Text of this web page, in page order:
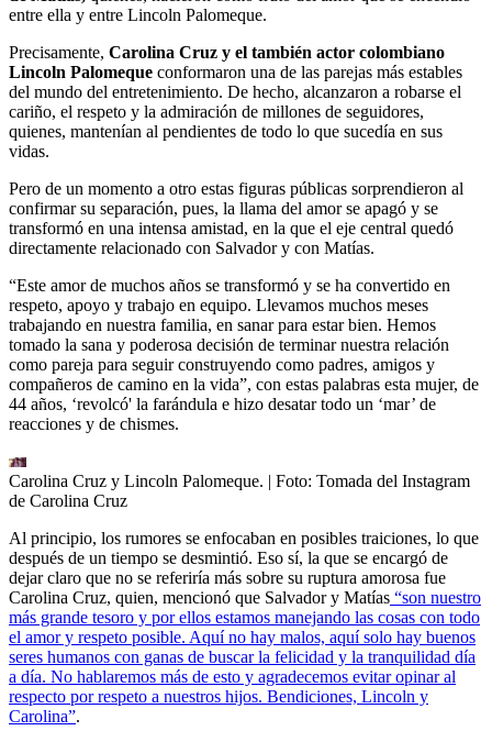
entre ella y entre Lincoln Palomeque.
Precisamente, Carolina Cruz y el también actor colombiano
Lincoln Palomeque conformaron una de las parejas más estables
del mundo del entretenimiento. De hecho, alcanzaron a robarse el
cariño, el respeto y la admiración de millones de seguidores,
quienes, mantenían al pendientes de todo lo que sucedía en sus
vidas.
Pero de un momento a otro estas figuras públicas sorprendieron al
confirmar su separación, pues, la llama del amor se apagó y se
transformó en una intensa amistad, en la que el eje central quedó
directamente relacionado con Salvador y con Matías.
“Este amor de muchos años se transformó y se ha convertido en
respeto, apoyo y trabajo en equipo. Llevamos muchos meses
trabajando en nuestra familia, en sanar para estar bien. Hemos
tomado la sana y poderosa decisión de terminar nuestra relación
como pareja para seguir construyendo como padres, amigos y
compañeros de camino en la vida”, con estas palabras esta mujer, de
44 años, ‘revolcó' la farándula e hizo desatar todo un ‘mar’ de
reacciones y de chismes.
Carolina Cruz y Lincoln Palomeque. | Foto: Tomada del Instagram
de Carolina Cruz
Al principio, los rumores se enfocaban en posibles traiciones, lo que
después de un tiempo se desmintió. Eso sí, la que se encargó de
dejar claro que no se referiría más sobre su ruptura amorosa fue
Carolina Cruz, quien, mencionó que Salvador y Matías “son nuestro
más grande tesoro y por ellos estamos manejando las cosas con todo
el amor y respeto posible. Aquí no hay malos, aquí solo hay buenos
seres humanos con ganas de buscar la felicidad y la tranquilidad día
a día. No hablaremos más de esto y agradecemos evitar opinar al
respecto por respeto a nuestros hijos. Bendiciones, Lincoln y
Carolina”.